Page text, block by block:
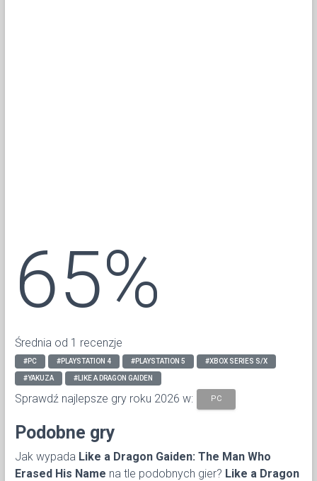
65%
Średnia od 1 recenzje
#PC #PLAYSTATION 4 #PLAYSTATION 5 #XBOX SERIES S/X
#YAKUZA #LIKE A DRAGON GAIDEN
Sprawdź najlepsze gry roku 2026 w: PC
Podobne gry
Jak wypada Like a Dragon Gaiden: The Man Who
Erased His Name na tle podobnych gier? Like a Dragon